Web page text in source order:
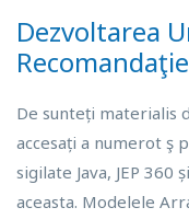
Dezvoltarea
Recomandaţie
De sunteți materialis
accesați a numerot ş
sigilate Java, JEP
aceasta. Modelele